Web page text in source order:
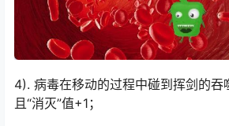
4). 病毒在移动的过程中碰到挥剑的吞
且“消灭”值+1；